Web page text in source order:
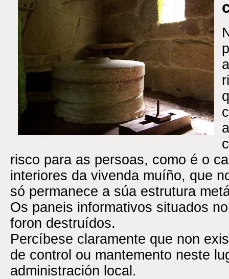
risco para as persoas, como é o
interiores da vivenda muíño, que
só permanece a súa estrutura
Os paneis informativos situados
foron destruídos.
Percíbese claramente que non
de control ou mantemento neste
administración local.